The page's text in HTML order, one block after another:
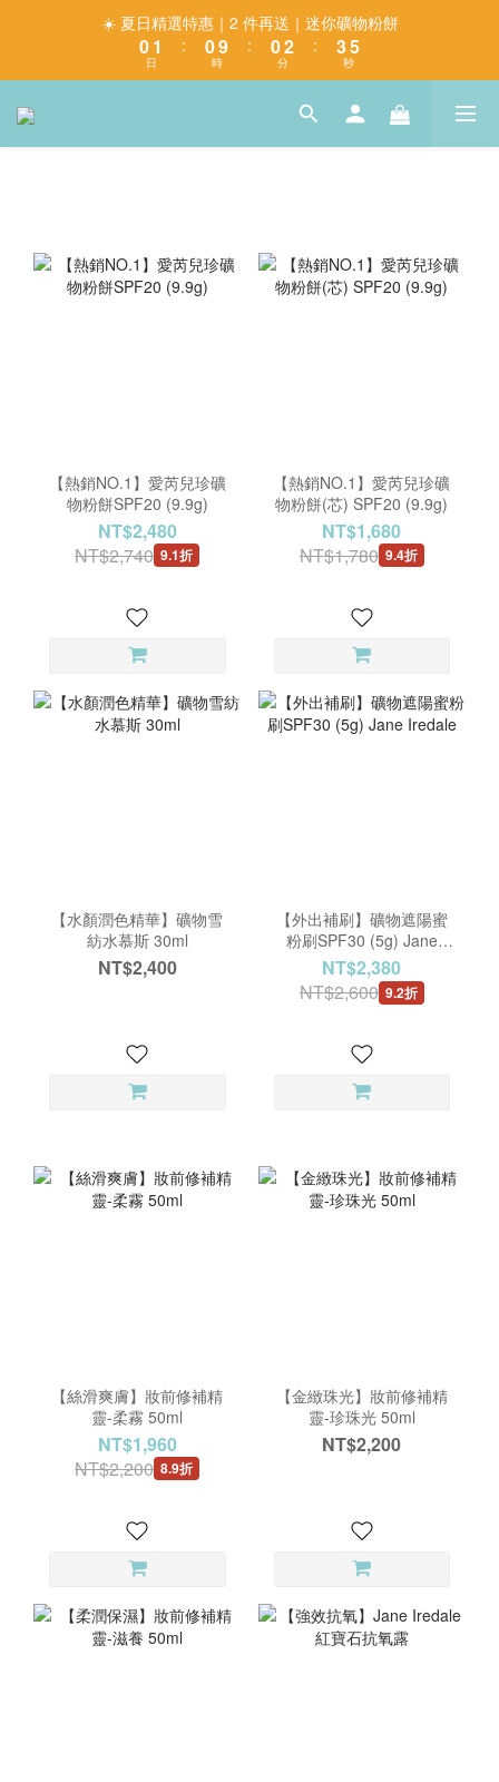
☀️ 夏日精選特惠｜2 件再送｜迷你礦物粉餅
1
0
2
1
0
日
:
1
09
8
5
0
時
:
1
0
3
2
1
分
:
4
3
2
0
6
5
4
2
1
秒
【熱銷NO.1】愛芮兒珍礦
物粉餅SPF20 (9.9g)
NT$2,480
NT$2,740 9.1折
【熱銷NO.1】愛芮兒珍礦
物粉餅(芯) SPF20 (9.9g)
NT$1,680
NT$1,780 9.4折
【水顏潤色精華】礦物雪
紡水慕斯 30ml
NT$2,400
【外出補刷】礦物遮陽蜜
粉刷SPF30 (5g) Jane
Iredale
NT$2,380
NT$2,600 9.2折
【絲滑爽膚】妝前修補精
靈-柔霧 50ml
NT$1,960
NT$2,200 8.9折
【金緻珠光】妝前修補精
靈-珍珠光 50ml
NT$2,200